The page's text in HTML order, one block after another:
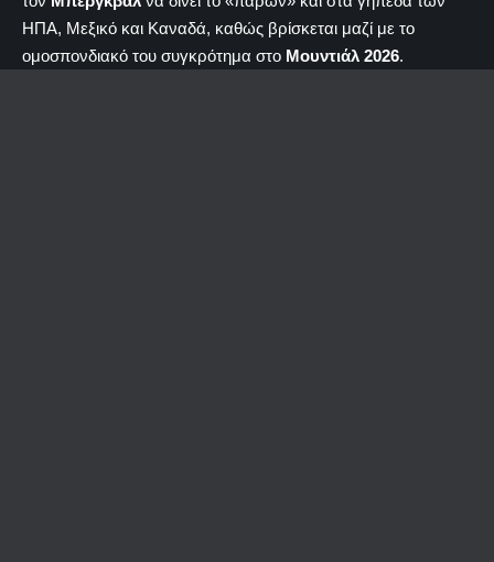
ΗΠΑ, Μεξικό και Καναδά, καθώς βρίσκεται μαζί με το
ομοσπονδιακό του συγκρότημα στο Μουντιάλ 2026.